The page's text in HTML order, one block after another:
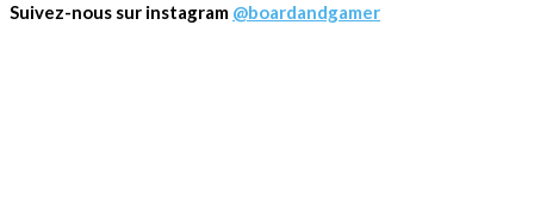
Suivez-nous sur instagram @boardandgamer